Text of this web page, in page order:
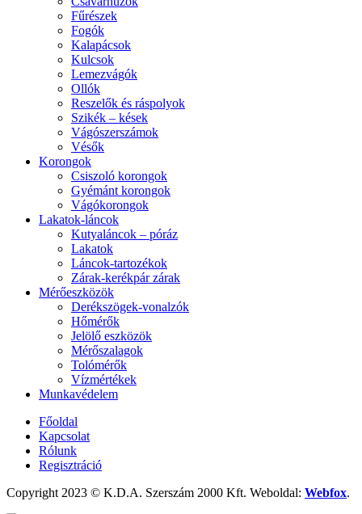
Fűrészek
Fogók
Kalapácsok
Kulcsok
Lemezvágók
Ollók
Reszelők és ráspolyok
Szikék – kések
Vágószerszámok
Vésők
Korongok
Csiszoló korongok
Gyémánt korongok
Vágókorongok
Lakatok-láncok
Kutyaláncok – póráz
Lakatok
Láncok-tartozékok
Zárak-kerékpár zárak
Mérőeszközök
Derékszögek-vonalzók
Hőmérők
Jelölő eszközök
Mérőszalagok
Tolómérők
Vízmértékek
Munkavédelem
Főoldal
Kapcsolat
Rólunk
Regisztráció
Copyright 2023 © K.D.A. Szerszám 2000 Kft. Weboldal: Webfox.